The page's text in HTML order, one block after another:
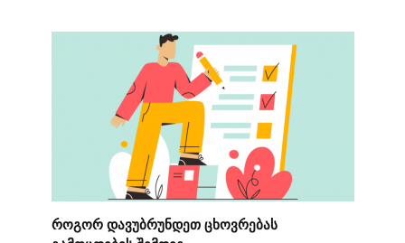
როგორ დავუბრუნდეთ ცხოვრებას